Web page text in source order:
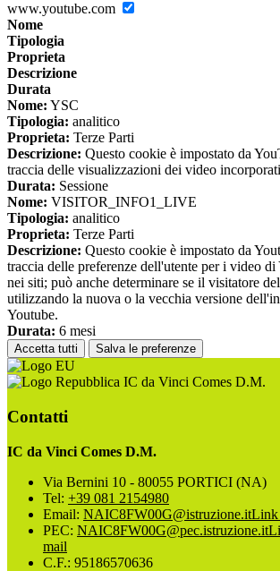
www.youtube.com
Nome
Tipologia
Proprieta
Descrizione
Durata
Nome: YSC
Tipologia: analitico
Proprieta: Terze Parti
Descrizione: Questo cookie è impostato da
traccia delle visualizzazioni dei video
Durata: Sessione
Nome: VISITOR_INFO1_LIVE
Tipologia: analitico
Proprieta: Terze Parti
Descrizione: Questo cookie è impostato da
traccia delle preferenze dell'utente per i video
nei siti; può anche determinare se il visitatore
utilizzando la nuova o la vecchia versione
Youtube.
Durata: 6 mesi
Accetta tutti Salva le preferenze
IC da Vinci Comes D.M.
Contatti
IC da Vinci Comes D.M.
Via Bernini 10 - 80055 PORTICI (NA)
Tel: +39 081 2154980
Email: NAIC8FW00G@istruzione.itLink
PEC: NAIC8FW00G@pec.istruzione.it
mail
C.F.: 95186570636